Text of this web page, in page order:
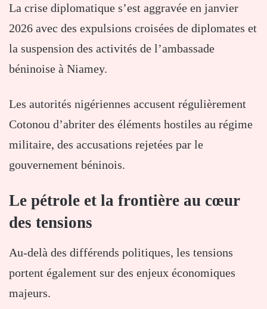
La crise diplomatique s’est aggravée en janvier
2026 avec des expulsions croisées de diplomates et
la suspension des activités de l’ambassade
béninoise à Niamey.
Les autorités nigériennes accusent régulièrement
Cotonou d’abriter des éléments hostiles au régime
militaire, des accusations rejetées par le
gouvernement béninois.
Le pétrole et la frontière au cœur
des tensions
Au-delà des différends politiques, les tensions
portent également sur des enjeux économiques
majeurs.